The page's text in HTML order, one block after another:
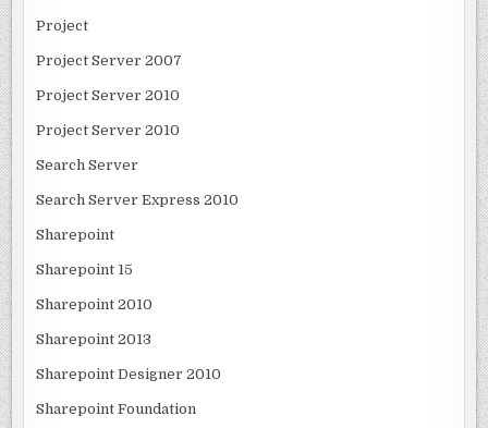
Project
Project Server 2007
Project Server 2010
Project Server 2010
Search Server
Search Server Express 2010
Sharepoint
Sharepoint 15
Sharepoint 2010
Sharepoint 2013
Sharepoint Designer 2010
Sharepoint Foundation